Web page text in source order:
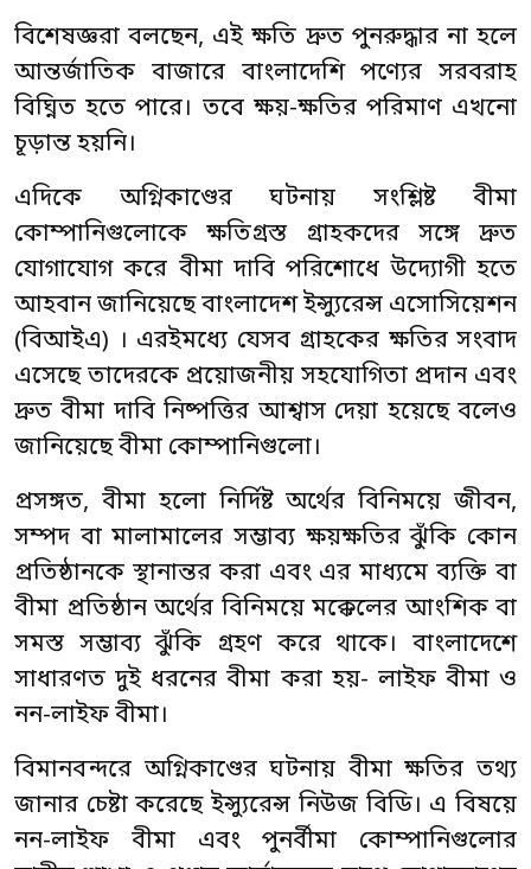
বিশেষজ্ঞরা বলছেন, এই ক্ষতি দ্রুত পুনরুদ্ধার না হলে
আন্তর্জাতিক বাজারে বাংলাদেশি পণ্যের সরবরাহ
বিঘ্নিত হতে পারে। তবে ক্ষয়-ক্ষতির পরিমাণ এখনো
চূড়ান্ত হয়নি।
এদিকে অগ্নিকাণ্ডের ঘটনায় সংশ্লিষ্ট বীমা
কোম্পানিগুলোকে ক্ষতিগ্রস্ত গ্রাহকদের সঙ্গে দ্রুত
যোগাযোগ করে বীমা দাবি পরিশোধে উদ্যোগী হতে
আহবান জানিয়েছে বাংলাদেশ ইন্স্যুরেন্স এসোসিয়েশন
(বিআইএ) । এরইমধ্যে যেসব গ্রাহকের ক্ষতির সংবাদ
এসেছে তাদেরকে প্রয়োজনীয় সহযোগিতা প্রদান এবং
দ্রুত বীমা দাবি নিষ্পত্তির আশ্বাস দেয়া হয়েছে বলেও
জানিয়েছে বীমা কোম্পানিগুলো।
প্রসঙ্গত, বীমা হলো নির্দিষ্ট অর্থের বিনিময়ে জীবন,
সম্পদ বা মালামালের সম্ভাব্য ক্ষয়ক্ষতির ঝুঁকি কোন
প্রতিষ্ঠানকে স্থানান্তর করা এবং এর মাধ্যমে ব্যক্তি বা
বীমা প্রতিষ্ঠান অর্থের বিনিময়ে মক্কেলের আংশিক বা
সমস্ত সম্ভাব্য ঝুঁকি গ্রহণ করে থাকে। বাংলাদেশে
সাধারণত দুই ধরনের বীমা করা হয়- লাইফ বীমা ও
নন-লাইফ বীমা।
বিমানবন্দরে অগ্নিকাণ্ডের ঘটনায় বীমা ক্ষতির তথ্য
জানার চেষ্টা করেছে ইন্স্যুরেন্স নিউজ বিডি। এ বিষয়ে
নন-লাইফ বীমা এবং পুনর্বীমা কোম্পানিগুলোর